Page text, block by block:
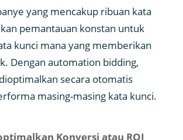
yang mencakup ribuan kata
pemantauan konstan untuk
kunci mana yang memberikan
Dengan automation bidding,
secara otomatis
masing-masing kata kunci.
Konversi atau ROI